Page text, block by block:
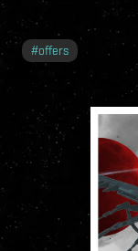
#offers